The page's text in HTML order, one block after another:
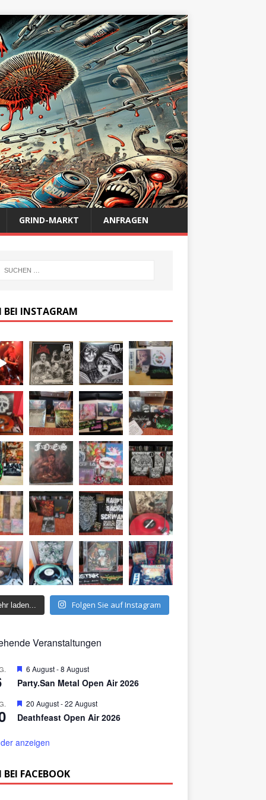
GRIND-MARKT ANFRAGEN
BEI INSTAGRAM
laden... Folgen Sie auf Instagram
Veranstaltungen
H
r
o
r
h
e
n
6 August-8 August
Party.San Metal Open Air 2026
H
r
o
e
h
20 August-22 August
Deathfeast Open Air 2026
anzeigen
BEI FACEBOOK